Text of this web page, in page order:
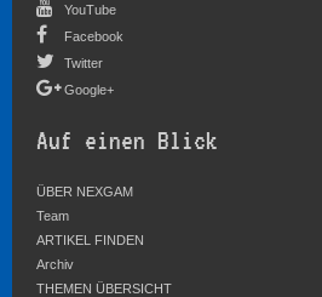
YouTube
Facebook
Twitter
Google+
Auf einen Blick
ÜBER NEXGAM
Team
ARTIKEL FINDEN
Archiv
THEMEN ÜBERSICHT